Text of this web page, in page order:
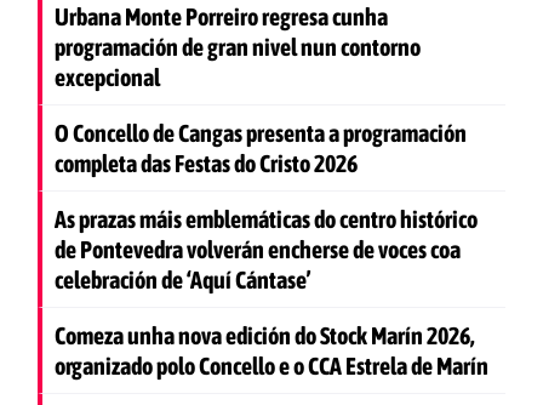
Urbana Monte Porreiro regresa cunha
programación de gran nivel nun contorno
excepcional
O Concello de Cangas presenta a programación
completa das Festas do Cristo 2026
As prazas máis emblemáticas do centro histórico
de Pontevedra volverán encherse de voces coa
celebración de ‘Aquí Cántase’
Comeza unha nova edición do Stock Marín 2026,
organizado polo Concello e o CCA Estrela de Marín